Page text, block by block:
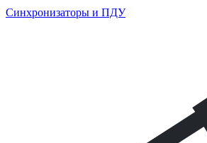
Синхронизаторы и ПДУ